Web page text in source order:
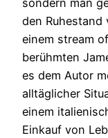
sondern man
den
einem stream
berühmten
es dem Autor
alltäglicher
einem
Einkauf von